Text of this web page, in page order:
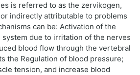
is referred to as the zervikogen,
indirectly attributable to problems
can be: Activation of the
due to irritation of the nerves
blood flow through the vertebral
the Regulation of blood pressure;
tension, and increase blood